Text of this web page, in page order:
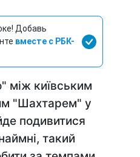
Добавь
вместе с РБК-
між київським
"Шахтарем" у
подивитися
такий